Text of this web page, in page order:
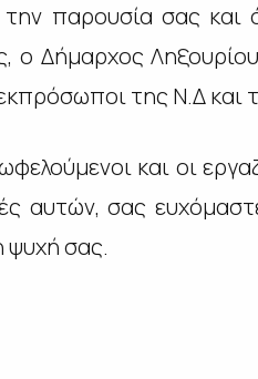
την παρουσία σας
ο Δήμαρχος
της Ν.Δ
και οι
αυτών, σας
ψυχή σας.